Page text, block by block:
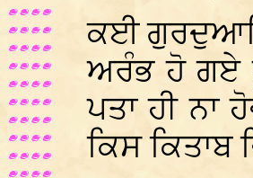
ਕਈ
ਅਰੰਭ ਹੋ ਗਏ
ਪਤਾ ਹੀ ਨਾ
ਕਿਸ ਕਿਤਾਬ